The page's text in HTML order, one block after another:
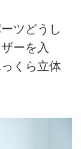
ツどうし
ーを入
くら立体